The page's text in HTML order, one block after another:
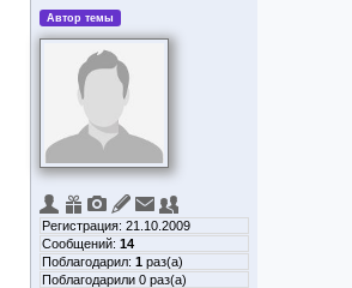
Автор темы
Регистрация: 21.10.2009
Сообщений: 14
Поблагодарил: 1 раз(а)
Поблагодарили 0 раз(а)